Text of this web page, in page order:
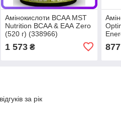
Амінокислоти BCAA MST
Nutrition BCAA & ЕАА Zero
(520 г) (338966)
1 573₴ 877
за рік